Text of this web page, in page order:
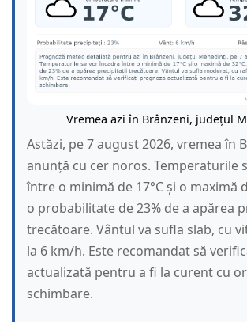
Vremea azi în Brânzeni, județul
Astăzi, pe 7 august 2026, vremea în
anunță cu cer noros. Temperaturile
între o minimă de 17°C și o maximă
o probabilitate de 23% de a apărea
trecătoare. Vântul va sufla slab, cu
la 6 km/h. Este recomandat să
actualizată pentru a fi la curent cu
schimbare.